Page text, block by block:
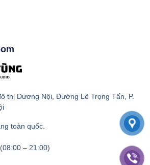
thị Dương Nội, Đường Lê Trọng Tấn, P.
toàn quốc.
(08:00 – 21:00)